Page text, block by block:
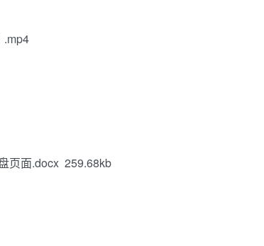
.mp4
页面.docx 259.68kb